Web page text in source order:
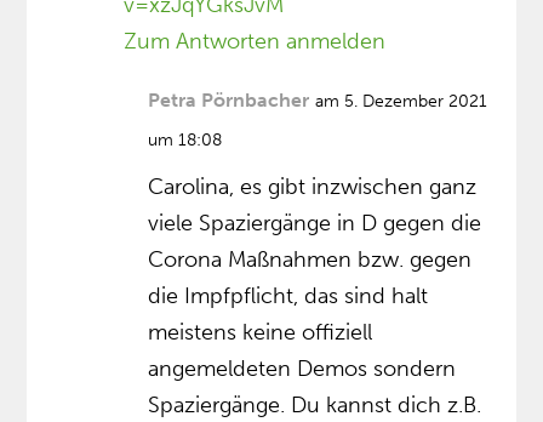
Zum Antworten anmelden
Petra Pörnbacher am 5. Dezember 2021
um 18:08
Carolina, es gibt inzwischen ganz
viele Spaziergänge in D gegen die
Corona Maßnahmen bzw. gegen
die Impfpflicht, das sind halt
meistens keine offiziell
angemeldeten Demos sondern
Spaziergänge. Du kannst dich z.B.